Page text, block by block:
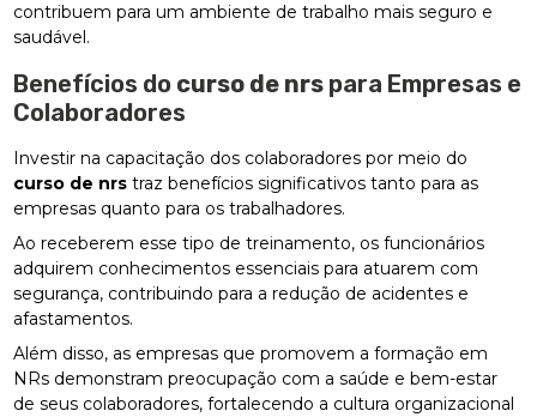
contribuem para um ambiente de trabalho mais seguro e
saudável.
Benefícios do curso de nrs para Empresas e
Colaboradores
Investir na capacitação dos colaboradores por meio do
curso de nrs traz benefícios significativos tanto para as
empresas quanto para os trabalhadores.
Ao receberem esse tipo de treinamento, os funcionários
adquirem conhecimentos essenciais para atuarem com
segurança, contribuindo para a redução de acidentes e
afastamentos.
Além disso, as empresas que promovem a formação em
NRs demonstram preocupação com a saúde e bem-estar
de seus colaboradores, fortalecendo a cultura organizacional